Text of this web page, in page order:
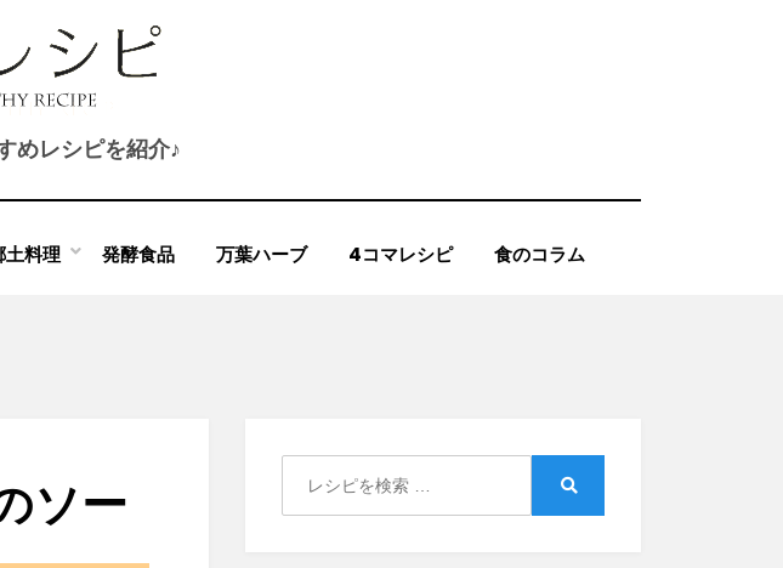
めレシピを紹介♪
土料理 発酵食品 万葉ハーブ 4コマレシピ 食のコラム
ソー